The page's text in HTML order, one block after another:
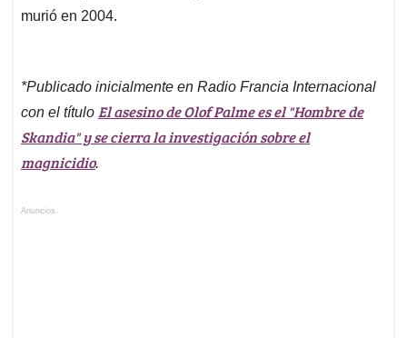
murió en 2004.
*Publicado inicialmente en Radio Francia Internacional
con el título El asesino de Olof Palme es el "Hombre de
Skandia" y se cierra la investigación sobre el
magnicidio.
Anuncios.